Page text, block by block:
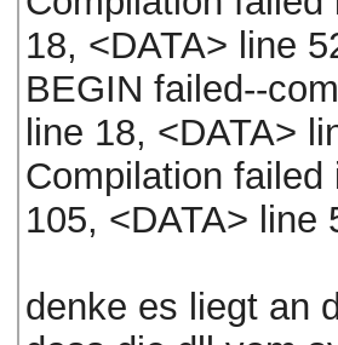
18, <DATA> line
BEGIN failed--
line 18, <DATA>
Compilation
105, <DATA> line
denke es liegt an